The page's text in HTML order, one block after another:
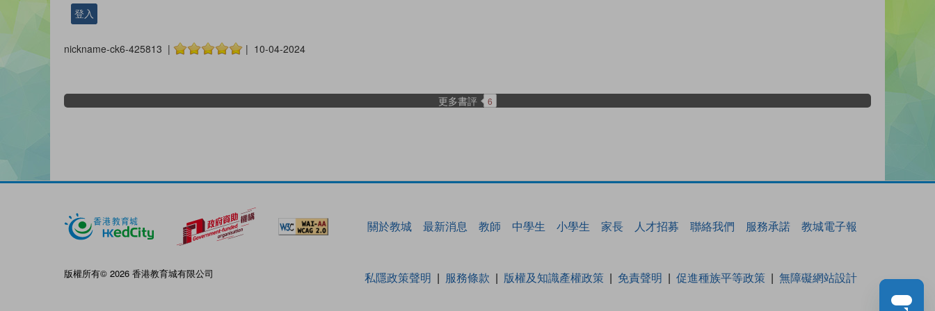
登入
nickname-ck6-425813 | | 10-04-2024
更多書評 6
關於教城 最新消息 教師 中學生 小學生 家長 人才招募 聯絡我們 服務承諾 教城電子報
版權所有© 2026 香港教育城有限公司 私隱政策聲明 服務條款 版權及知識產權政策 免責聲明 促進種族平等政策 無障礙網站設計